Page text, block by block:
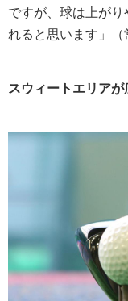
ですが、球は上が
れると思います」（
スウィートエリア